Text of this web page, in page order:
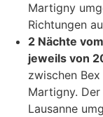
Martigny
Richtungen
2 Nächte
jeweils von
zwischen
Martigny.
Lausanne